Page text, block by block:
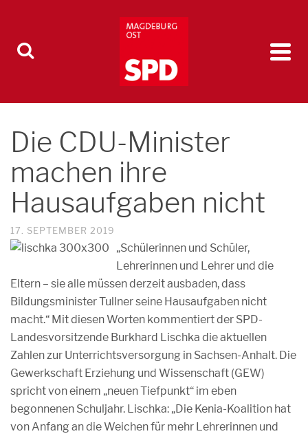
Die CDU-Minister
machen ihre
Hausaufgaben nicht
17. SEPTEMBER 2019
„Schülerinnen und Schüler,
Lehrerinnen und Lehrer und die
Eltern – sie alle müssen derzeit ausbaden, dass
Bildungsminister Tullner seine Hausaufgaben nicht
macht.“ Mit diesen Worten kommentiert der SPD-
Landesvorsitzende Burkhard Lischka die aktuellen
Zahlen zur Unterrichtsversorgung in Sachsen-Anhalt. Die
Gewerkschaft Erziehung und Wissenschaft (GEW)
spricht von einem „neuen Tiefpunkt“ im eben
begonnenen Schuljahr. Lischka: „Die Kenia-Koalition hat
von Anfang an die Weichen für mehr Lehrerinnen und